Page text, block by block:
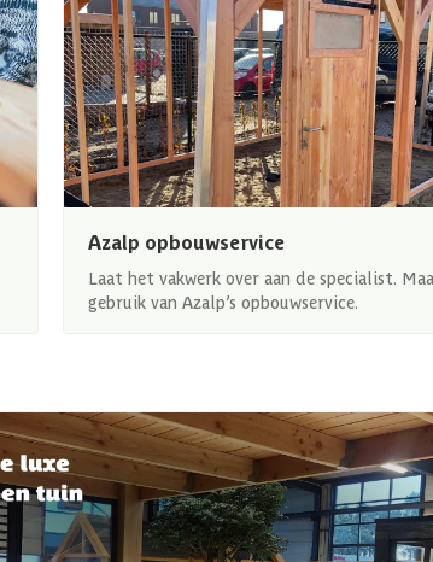
Azalp opbouwservice
Laat het vakwerk over aan de specialist.
gebruik van Azalp’s opbouwservice.